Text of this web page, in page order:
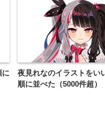
に
夜見れなのイラストをい
順に並べた（5000件超）